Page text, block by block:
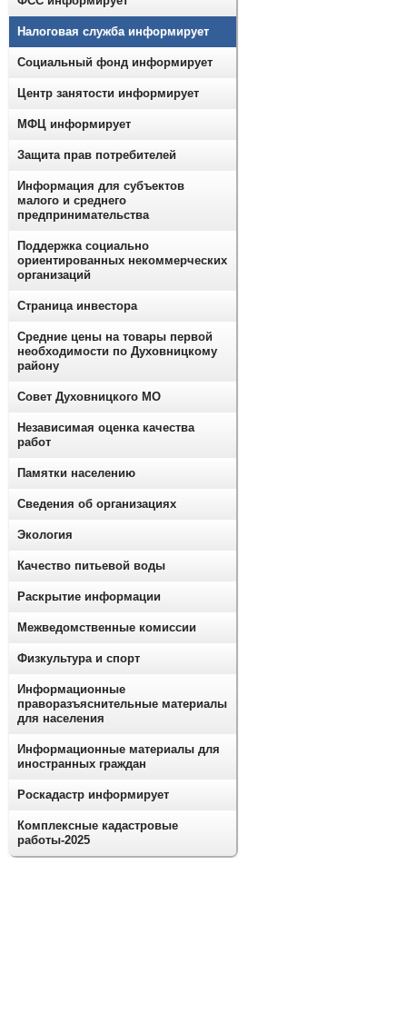
Налоговая служба информирует
Социальный фонд информирует
Центр занятости информирует
МФЦ информирует
Защита прав потребителей
Информация для субъектов
малого и среднего
предпринимательства
Поддержка социально
ориентированных некоммерческих
организаций
Страница инвестора
Средние цены на товары первой
необходимости по Духовницкому
району
Совет Духовницкого МО
Независимая оценка качества
работ
Памятки населению
Сведения об организациях
Экология
Качество питьевой воды
Раскрытие информации
Межведомственные комиссии
Физкультура и спорт
Информационные
праворазъяснительные материалы
для населения
Информационные материалы для
иностранных граждан
Роскадастр информирует
Комплексные кадастровые
работы-2025